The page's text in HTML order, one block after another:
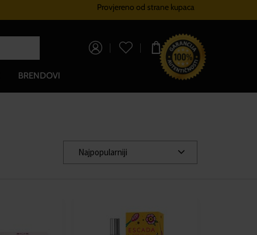
Sustav vjernostiProvjereno od strane kupaca
0,00 €
BRENDOVI
Najpopularniji